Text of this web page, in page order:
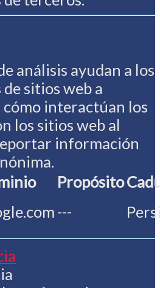
análisis ayudan a los
sitios web a
interactúan los
los sitios web al
información
Propósito
---